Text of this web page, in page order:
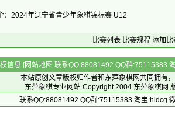
：2024年辽宁省青少年象棋锦标赛 U12
比赛列表 比赛规程 添加比
信息 [网站地图 联系QQ:88081492 QQ群:75115383
本站原创文章版权归作者和 东萍象棋网共同拥有
东萍象棋专业网站 Copyright 2004 东萍象棋网
联系QQ:88081492 QQ群:75115383 淘宝:hldcg